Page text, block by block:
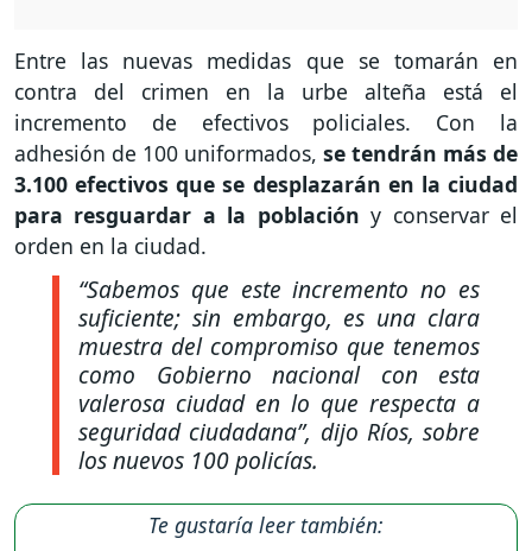
Entre las nuevas medidas que se tomarán en
contra del crimen en la urbe alteña está el
incremento de efectivos policiales. Con la
adhesión de 100 uniformados, se tendrán más de
3.100 efectivos que se desplazarán en la ciudad
para resguardar a la poblacióny conservar el
orden en la ciudad.
“Sabemos que este incremento no es
suficiente; sin embargo, es una clara
muestra del compromiso que tenemos
como Gobierno nacional con esta
valerosa ciudad en lo que respecta a
seguridad ciudadana”, dijo Ríos, sobre
los nuevos 100 policías.
Te gustaría leer también: